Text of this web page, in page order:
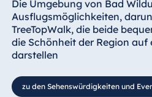
Die Umgebung von Bad
Ausflugsmöglichkeiten,
TreeTopWalk, die beide
die Schönheit der Region auf
darstellen
zu den Sehenswürdigkeiten und